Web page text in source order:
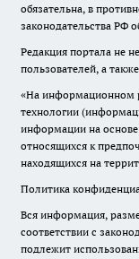
обязательна, в
законодательства РФ
Редакция портала не
пользователей, а
«На информационном
технологии
информации на основе
относящихся к
находящихся на
Политика
Вся информация,
соответствии с
подлежит